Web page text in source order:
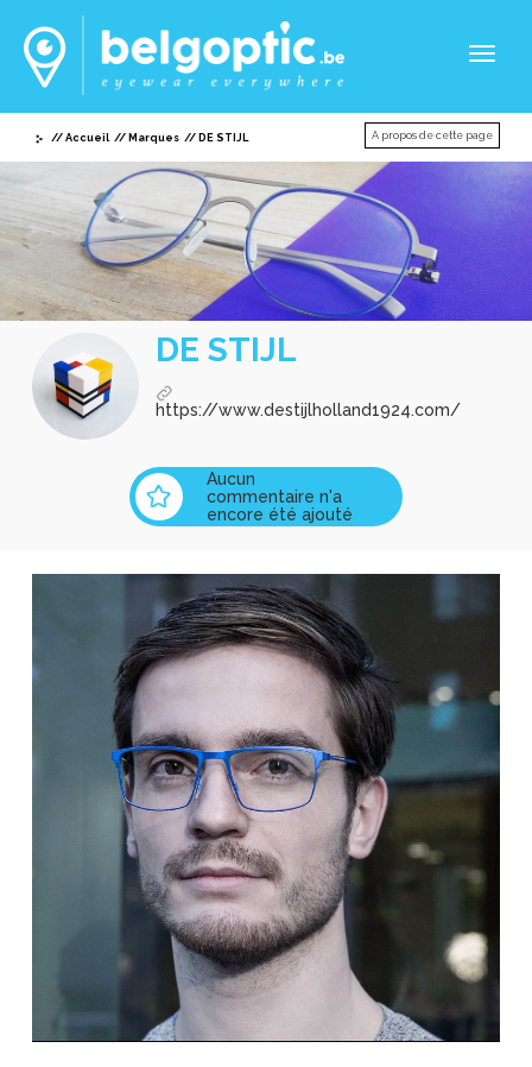
Accueil Marques DE STIJL A propos de cette page
DE STIJL
https://www.destijlholland1924.com/
Aucun
commentaire n'a
encore été ajouté